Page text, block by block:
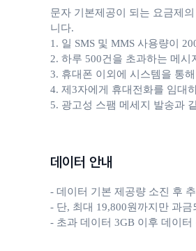
문자 기본제공이 되는 요금제
니다.
1. 일 SMS 및 MMS 사용량이
2. 하루 500건을 초과하는 메시
3. 휴대폰 이외에 시스템을 통
4. 제3자에게 휴대전화를 임대
5. 광고성 스팸 메세지 발송과
데이터 안내
- 데이터 기본 제공량 소진 후
- 단, 최대 19,800원까지만 과
- 초과 데이터 3GB 이후 데이